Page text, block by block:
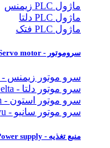
ماژول PLC زیمنس
ماژول PLC دلتا
ماژول PLC فتک
سروموتور - Servo motor
سرو موتور زیمنس - Siemens
سرو موتور دلتا - Delta
سرو موتور استون - Estun
سرو موتور سانیو - Sanyu
منبع تغذیه - Power supply